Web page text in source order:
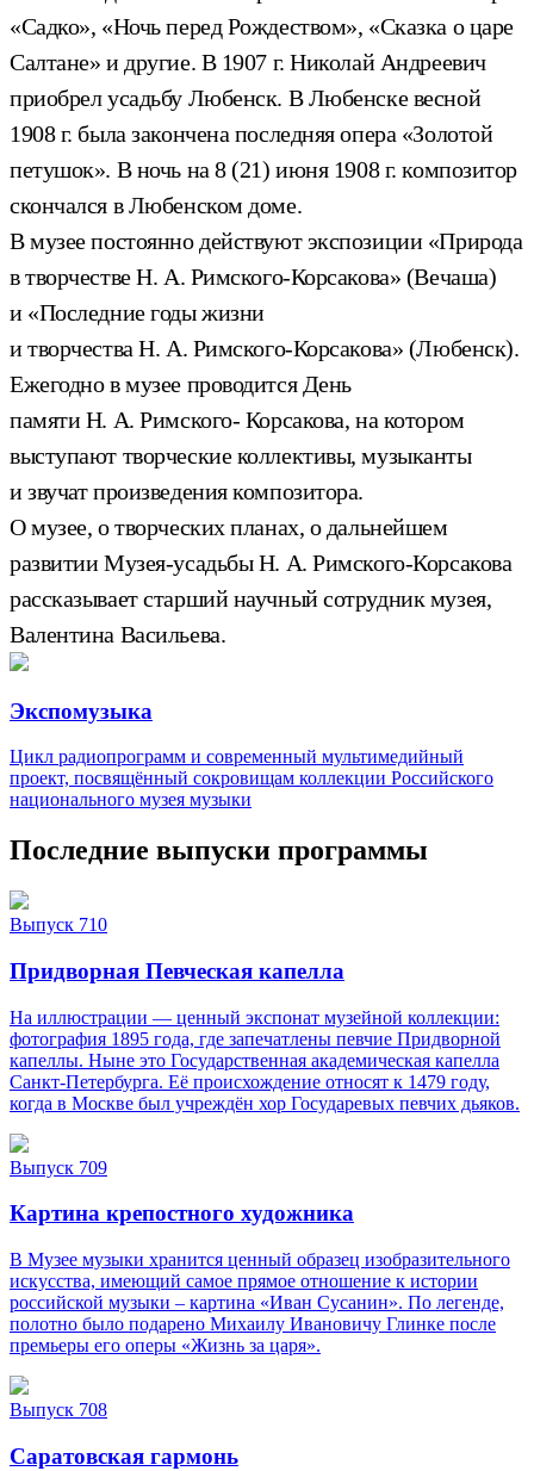
«Садко», «Ночь перед Рождеством», «Сказка о царе
Салтане» и другие. В 1907 г. Николай Андреевич
приобрел усадьбу Любенск. В Любенске весной
1908 г. была закончена последняя опера «Золотой
петушок». В ночь на 8 (21) июня 1908 г. композитор
скончался в Любенском доме.
В музее постоянно действуют экспозиции «Природа
в творчестве Н. А. Римского-Корсакова» (Вечаша)
и «Последние годы жизни
и творчества Н. А. Римского-Корсакова» (Любенск).
Ежегодно в музее проводится День
памяти Н. А. Римского- Корсакова, на котором
выступают творческие коллективы, музыканты
и звучат произведения композитора.
О музее, о творческих планах, о дальнейшем
развитии Музея-усадьбы Н. А. Римского-Корсакова
рассказывает старший научный сотрудник музея,
Валентина Васильева.
Экспомузыка
Цикл радиопрограмм и современный мультимедийный
проект, посвящённый сокровищам коллекции Российского
национального музея музыки
Последние выпуски программы
Выпуск 710
Придворная Певческая капелла
На иллюстрации — ценный экспонат музейной коллекции:
фотография 1895 года, где запечатлены певчие Придворной
капеллы. Ныне это Государственная академическая капелла
Санкт‑Петербурга. Её происхождение относят к 1479 году,
когда в Москве был учреждён хор Государевых певчих дьяков.
Выпуск 709
Картина крепостного художника
В Музее музыки хранится ценный образец изобразительного
искусства, имеющий самое прямое отношение к истории
российской музыки – картина «Иван Сусанин». По легенде,
полотно было подарено Михаилу Ивановичу Глинке после
премьеры его оперы «Жизнь за царя».
Выпуск 708
Саратовская гармонь